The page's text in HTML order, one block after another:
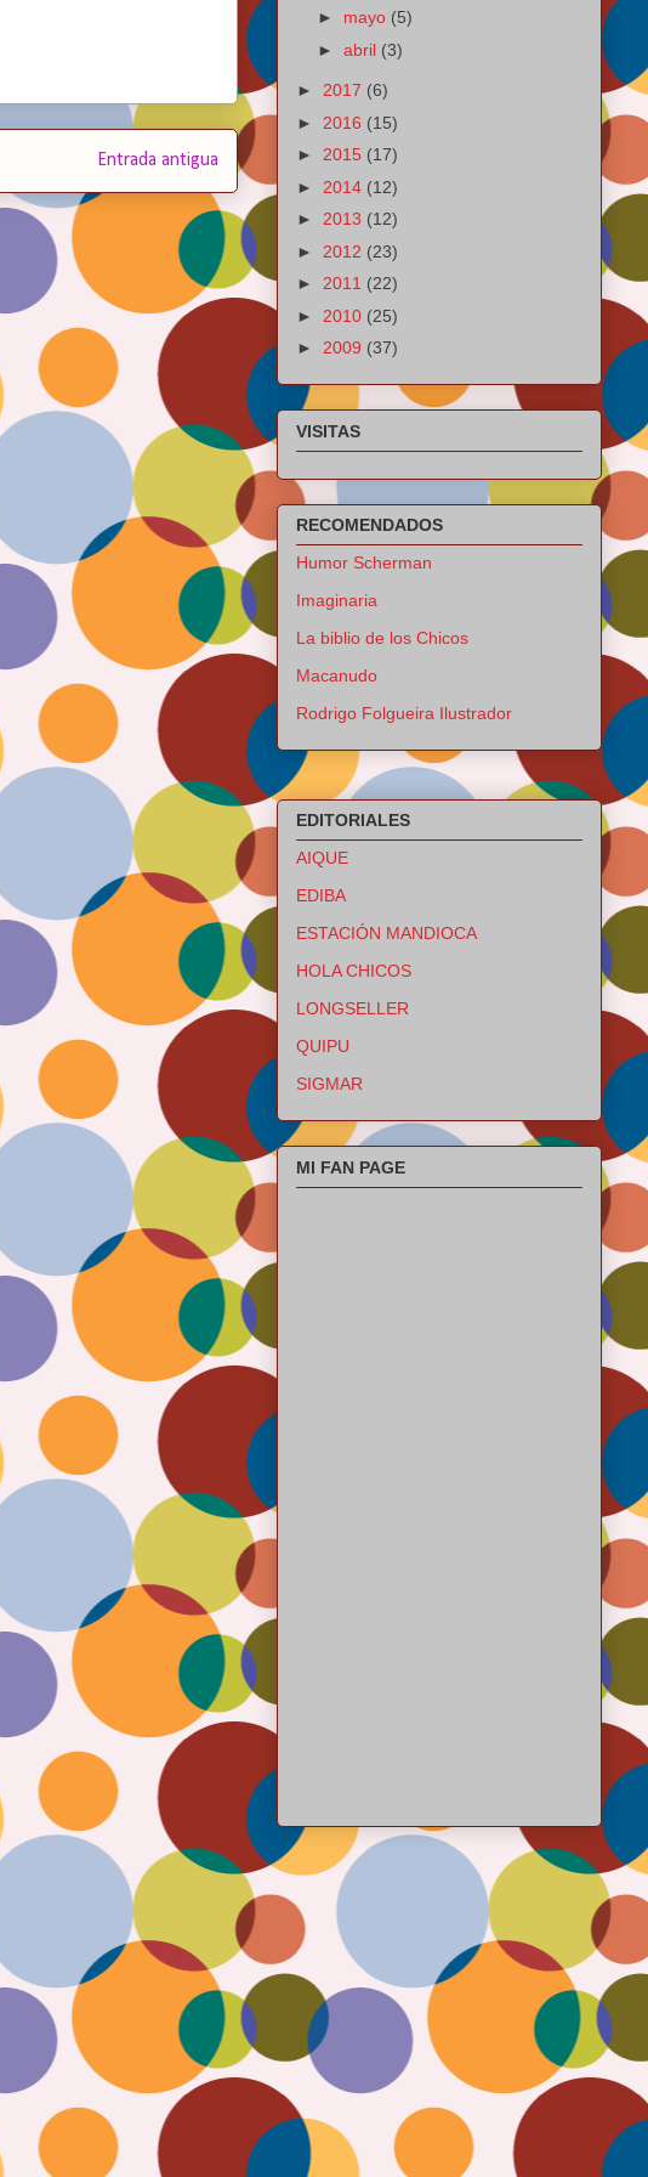
Entrada antigua
► mayo (5)
► abril (3)
► 2017 (6)
► 2016 (15)
► 2015 (17)
► 2014 (12)
► 2013 (12)
► 2012 (23)
► 2011 (22)
► 2010 (25)
► 2009 (37)
VISITAS
RECOMENDADOS
Humor Scherman
Imaginaria
La biblio de los Chicos
Macanudo
Rodrigo Folgueira Ilustrador
EDITORIALES
AIQUE
EDIBA
ESTACIÓN MANDIOCA
HOLA CHICOS
LONGSELLER
QUIPU
SIGMAR
MI FAN PAGE